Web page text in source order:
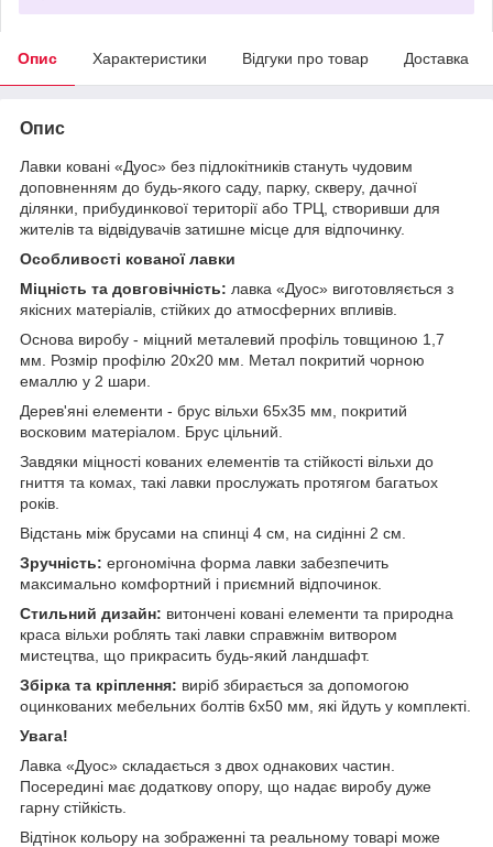
Опис Характеристики Відгуки про товар Доставка
Опис
Лавки ковані «Дуос» без підлокітників стануть чудовим
доповненням до будь-якого саду, парку, скверу, дачної
ділянки, прибудинкової території або ТРЦ, створивши для
жителів та відвідувачів затишне місце для відпочинку.
Особливості кованої лавки
Міцність та довговічність: лавка «Дуос» виготовляється з
якісних матеріалів, стійких до атмосферних впливів.
Основа виробу - міцний металевий профіль товщиною 1,7
мм. Розмір профілю 20х20 мм. Метал покритий чорною
емаллю у 2 шари.
Дерев'яні елементи - брус вільхи 65х35 мм, покритий
восковим матеріалом. Брус цільний.
Завдяки міцності кованих елементів та стійкості вільхи до
гниття та комах, такі лавки прослужать протягом багатьох
років.
Відстань між брусами на спинці 4 см, на сидінні 2 см.
Зручність: ергономічна форма лавки забезпечить
максимально комфортний і приємний відпочинок.
Стильний дизайн: витончені ковані елементи та природна
краса вільхи роблять такі лавки справжнім витвором
мистецтва, що прикрасить будь-який ландшафт.
Збірка та кріплення: виріб збирається за допомогою
оцинкованих мебельних болтів 6х50 мм, які йдуть у комплекті.
Увага!
Лавка «Дуос» складається з двох однакових частин.
Посередині має додаткову опору, що надає виробу дуже
гарну стійкість.
Відтінок кольору на зображенні та реальному товарі може